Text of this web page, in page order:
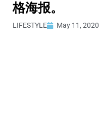
格海报。
LIFESTYLE May 11, 2020